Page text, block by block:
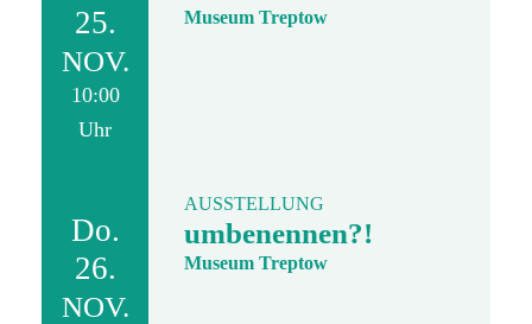
25.
NOV.
10:00
Uhr
Museum Treptow
Do.
26.
NOV.
AUSSTELLUNG
umbenennen?!
Museum Treptow